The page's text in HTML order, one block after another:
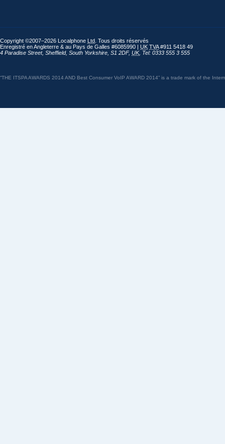
Copyright ©2007–2026 Localphone Ltd . Tous droits réservés
Enregistré en Angleterre & au Pays de Galles #6085990 | UK TVA#911 5418 49
4 Paradise Street, Sheffield, South Yorkshire S1 2DF, UK, Tel: 0333 555 3 555
“THE ITSPA AWARDS 2014 AND Best Consumer VoIP AWARD 2014” is a trade mark of the